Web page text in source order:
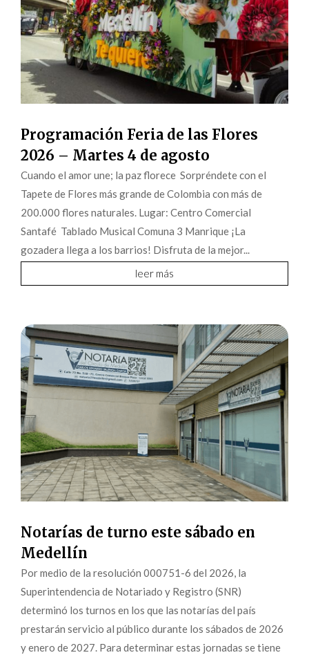
Programación Feria de las Flores
2026 – Martes 4 de agosto
Cuando el amor une; la paz florece Sorpréndete con el
Tapete de Flores más grande de Colombia con más de
200.000 flores naturales. Lugar: Centro Comercial
Santafé Tablado Musical Comuna 3 Manrique ¡La
gozadera llega a los barrios! Disfruta de la mejor...
leer más
Notarías de turno este sábado en
Medellín
Por medio de la resolución 000751-6 del 2026, la
Superintendencia de Notariado y Registro (SNR)
determinó los turnos en los que las notarías del país
prestarán servicio al público durante los sábados de 2026
y enero de 2027. Para determinar estas jornadas se tiene